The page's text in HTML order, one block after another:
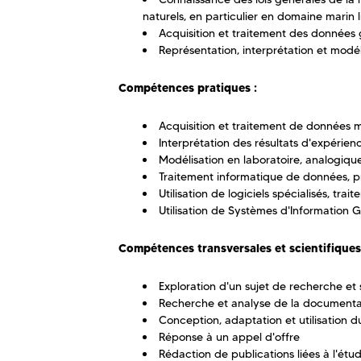
naturels, en particulier en domaine marin
Acquisition et traitement des données
Représentation, interprétation et
Compétences pratiques :
Acquisition et traitement de données
Interprétation des résultats
Modélisation en laboratoire,
Traitement informatique de données,
Utilisation de logiciels spécialisés,
Utilisation de Systèmes d'Information
Compétences transversales et
Exploration d'un sujet de recherche et
Recherche et analyse de la
Conception, adaptation et utilisation
Réponse à un appel d'offre
Rédaction de publications liées à